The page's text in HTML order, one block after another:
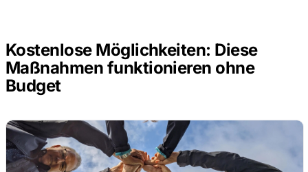
Kostenlose Möglichkeiten: Diese
Maßnahmen funktionieren ohne
Budget